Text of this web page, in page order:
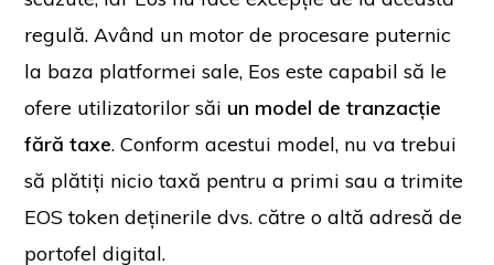
regulă. Având un motor de procesare puternic
la baza platformei sale, Eos este capabil să le
ofere utilizatorilor săi un model de tranzacție
fără taxe. Conform acestui model, nu va trebui
să plătiți nicio taxă pentru a primi sau a trimite
EOS token deținerile dvs. către o altă adresă de
portofel digital.